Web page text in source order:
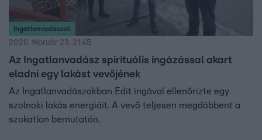
Ingatlanvadászok
2026. február 23. 21:45
Az Ingatlanvadász spirituális ingázással akart
eladni egy lakást vevőjének
Az Ingatlanvadászokban Edit ingával ellenőrizte egy
szolnoki lakás energiáit. A vevő teljesen megdöbbent a
szokatlan bemutatón.